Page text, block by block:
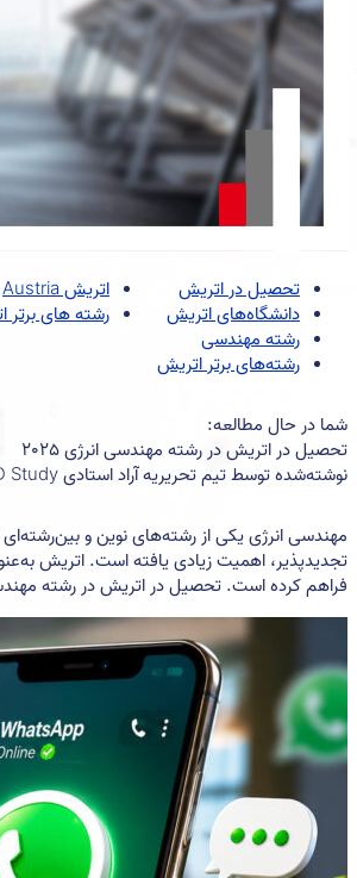
تحصیل در اتریش
دانشگاه‌های اتریش
رشته مهندسی
رشته‌های برتر اتریش
اتریش Austria
رشته های برتر
شما در حال مطالعه:
تحصیل در اتریش در رشته مهندسی انرژی 2025
نوشته‌شده توسط تیم تحریریه آراد استادی ARAD Study هستید که در تاریخ تیر ۱۵, ۱۴۰۴ منتشر شده‌است
مهندسی انرژی یکی از رشته‌های نوین و
تجدیدپذیر، اهمیت زیادی یافته است. اتریش
فراهم کرده است. تحصیل در اتریش در رشته